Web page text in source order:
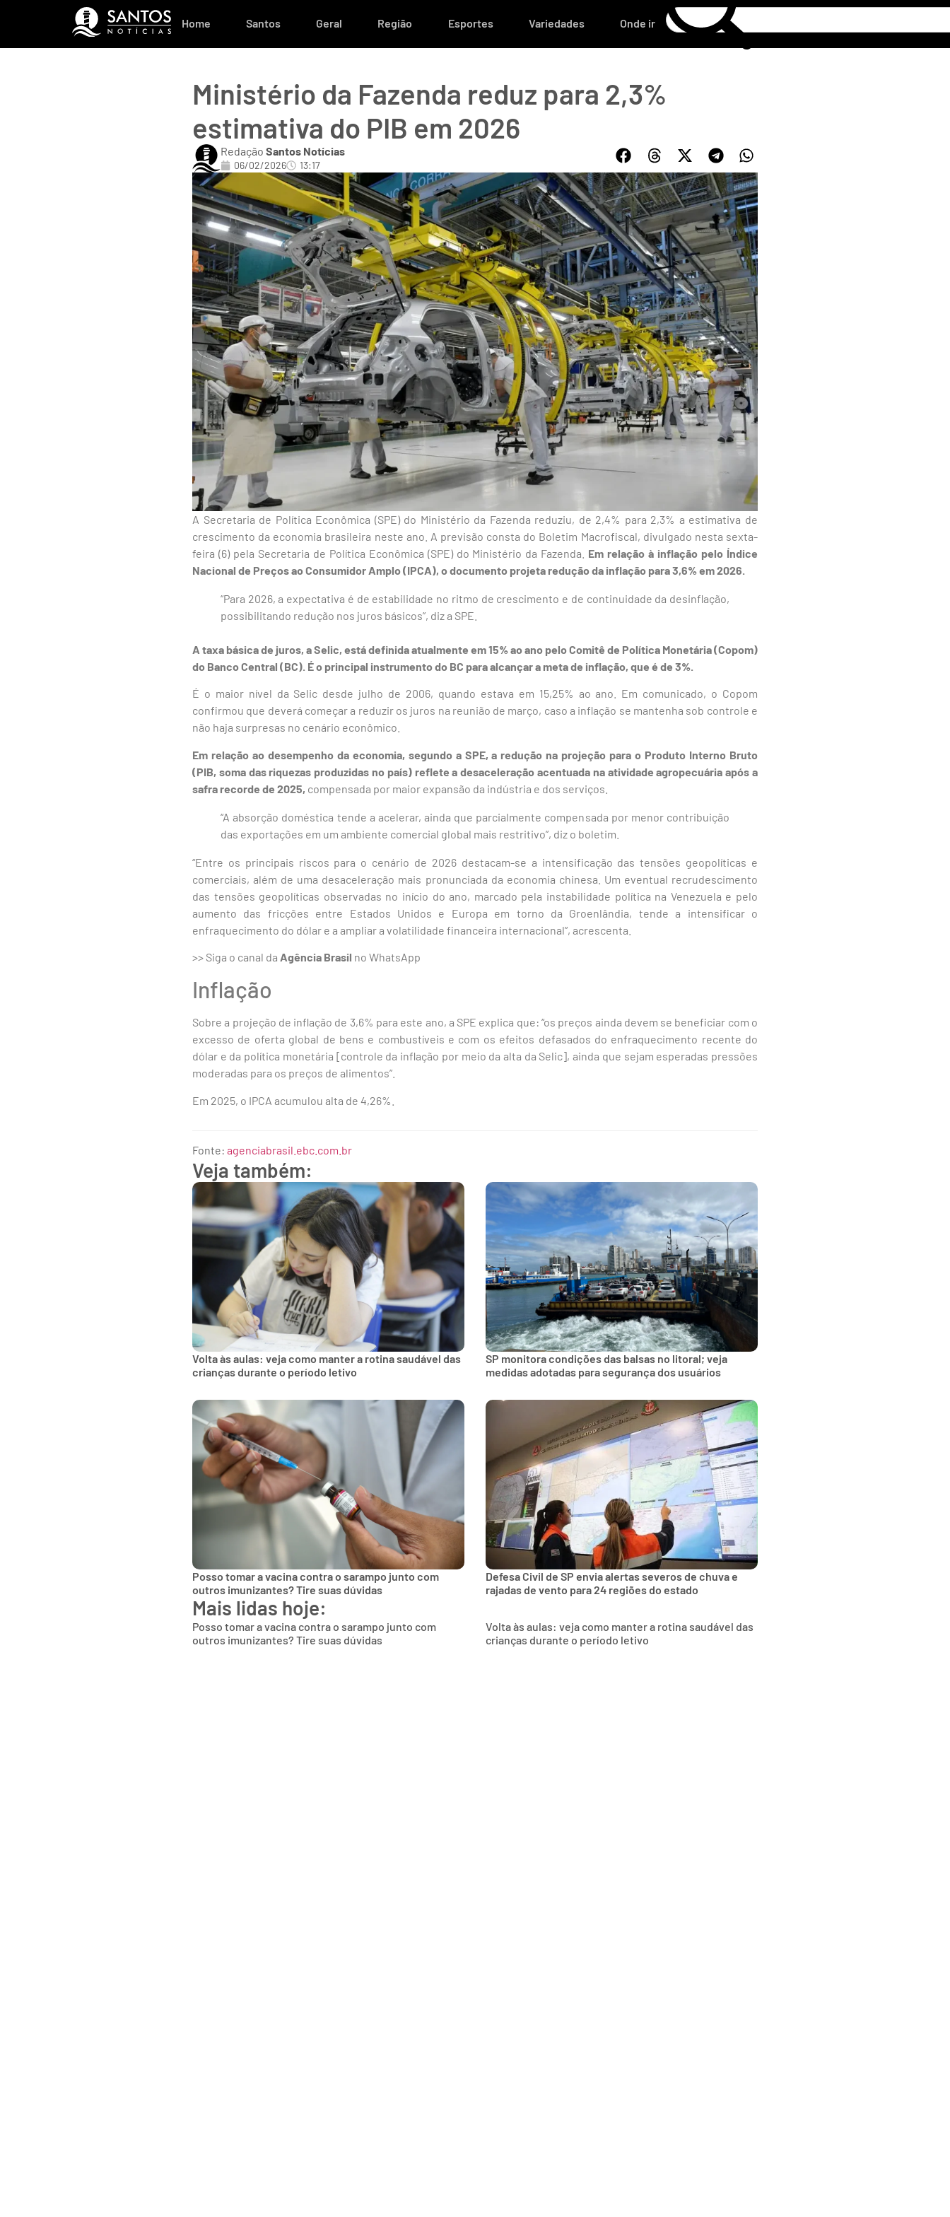
Home Santos Geral Região Esportes Variedades Onde ir
Ministério da Fazenda reduz para 2,3%
estimativa do PIB em 2026
Redação Santos Notícias
06/02/2026 13:17
A Secretaria de Política Econômica (SPE) do Ministério da Fazenda reduziu, de 2,4% para 2,3% a estimativa de
crescimento da economia brasileira neste ano. A previsão consta do Boletim Macrofiscal, divulgado nesta sexta-
feira (6) pela Secretaria de Política Econômica (SPE) do Ministério da Fazenda. Em relação à inflação pelo Índice
Nacional de Preços ao Consumidor Amplo (IPCA), o documento projeta redução da inflação para 3,6% em 2026.
“Para 2026, a expectativa é de estabilidade no ritmo de crescimento e de continuidade da desinflação,
possibilitando redução nos juros básicos”, diz a SPE.
A taxa básica de juros, a Selic, está definida atualmente em 15% ao ano pelo Comitê de Política Monetária (Copom)
do Banco Central (BC). É o principal instrumento do BC para alcançar a meta de inflação, que é de 3%.
É o maior nível da Selic desde julho de 2006, quando estava em 15,25% ao ano. Em comunicado, o Copom
confirmou que deverá começar a reduzir os juros na reunião de março, caso a inflação se mantenha sob controle e
não haja surpresas no cenário econômico.
Em relação ao desempenho da economia, segundo a SPE, a redução na projeção para o Produto Interno Bruto
(PIB, soma das riquezas produzidas no país) reflete a desaceleração acentuada na atividade agropecuária após a
safra recorde de 2025, compensada por maior expansão da indústria e dos serviços.
“A absorção doméstica tende a acelerar, ainda que parcialmente compensada por menor contribuição
das exportações em um ambiente comercial global mais restritivo”, diz o boletim.
“Entre os principais riscos para o cenário de 2026 destacam-se a intensificação das tensões geopolíticas e
comerciais, além de uma desaceleração mais pronunciada da economia chinesa. Um eventual recrudescimento
das tensões geopolíticas observadas no início do ano, marcado pela instabilidade política na Venezuela e pelo
aumento das fricções entre Estados Unidos e Europa em torno da Groenlândia, tende a intensificar o
enfraquecimento do dólar e a ampliar a volatilidade financeira internacional”, acrescenta.
>> Siga o canal da Agência Brasil no WhatsApp
Inflação
Sobre a projeção de inflação de 3,6% para este ano, a SPE explica que: “os preços ainda devem se beneficiar com o
excesso de oferta global de bens e combustíveis e com os efeitos defasados do enfraquecimento recente do
dólar e da política monetária [controle da inflação por meio da alta da Selic], ainda que sejam esperadas pressões
moderadas para os preços de alimentos”.
Em 2025, o IPCA acumulou alta de 4,26%.
Fonte: agenciabrasil.ebc.com.br
Veja também:
Volta às aulas: veja como manter a rotina saudável das
crianças durante o período letivo
SP monitora condições das balsas no litoral; veja
medidas adotadas para segurança dos usuários
Posso tomar a vacina contra o sarampo junto com
outros imunizantes? Tire suas dúvidas
Defesa Civil de SP envia alertas severos de chuva e
rajadas de vento para 24 regiões do estado
Mais lidas hoje:
Posso tomar a vacina contra o sarampo junto com
outros imunizantes? Tire suas dúvidas
Volta às aulas: veja como manter a rotina saudável das
crianças durante o período letivo